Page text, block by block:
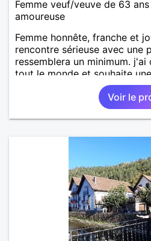
Femme veuf/veuve de 63
amoureuse
Femme honnête, franche et
rencontre sérieuse avec une
ressemblera un minimum.
tout le monde et souhaite
relation sur du long terme.
Voir le